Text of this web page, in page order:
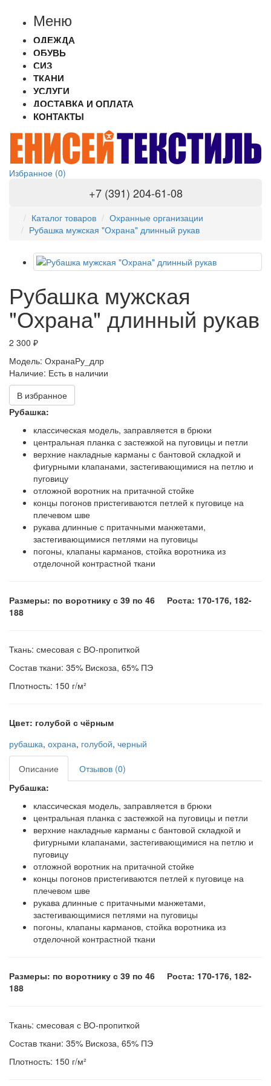
Меню
ОДЕЖДА
ОБУВЬ
СИЗ
ТКАНИ
УСЛУГИ
ДОСТАВКА И ОПЛАТА
КОНТАКТЫ
Избранное (0)
+7 (391) 204-61-08
Каталог товаров
Охранные организации
Рубашка мужская "Охрана" длинный рукав
Рубашка мужская
"Охрана" длинный рукав
2 300 ₽
Модель: ОхранаРу_длр
Наличие: Есть в наличии
В избранное
Рубашка:
классическая модель, заправляется в брюки
центральная планка с застежкой на пуговицы и петли
верхние накладные карманы с бантовой складкой и
фигурными клапанами, застегивающимися на петлю и
пуговицу
отложной воротник на притачной стойке
концы погонов пристегиваются петлей к пуговице на
плечевом шве
рукава длинные с притачными манжетами,
застегивающимися петлями на пуговицы
погоны, клапаны карманов, стойка воротника из
отделочной контрастной ткани
Размеры: по воротнику с 39 по 46 Роста: 170-176, 182-
188
Ткань: смесовая с ВО-пропиткой
Состав ткани: 35% Вискоза, 65% ПЭ
Плотность: 150 г/м²
Цвет: голубой с чёрным
рубашка, охрана, голубой, черный
Описание
Отзывов (0)
Рубашка:
классическая модель, заправляется в брюки
центральная планка с застежкой на пуговицы и петли
верхние накладные карманы с бантовой складкой и
фигурными клапанами, застегивающимися на петлю и
пуговицу
отложной воротник на притачной стойке
концы погонов пристегиваются петлей к пуговице на
плечевом шве
рукава длинные с притачными манжетами,
застегивающимися петлями на пуговицы
погоны, клапаны карманов, стойка воротника из
отделочной контрастной ткани
Размеры: по воротнику с 39 по 46 Роста: 170-176, 182-
188
Ткань: смесовая с ВО-пропиткой
Состав ткани: 35% Вискоза, 65% ПЭ
Плотность: 150 г/м²